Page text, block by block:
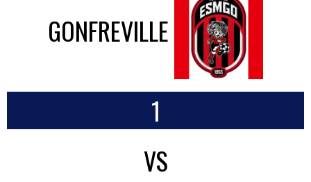
GONFREVILLE
1
VS